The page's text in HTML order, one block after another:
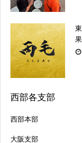
果
西部各支部
西部本部
大阪支部